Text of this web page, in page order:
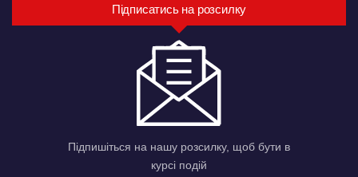
Підписатись на розсилку
Підпишіться на нашу розсилку, щоб бути в
курсі подій